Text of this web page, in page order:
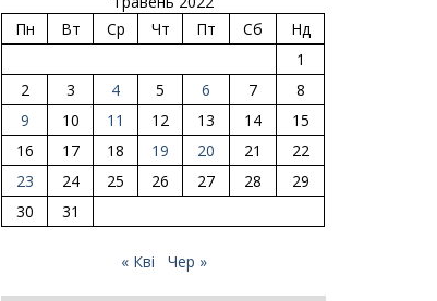
Пн
Вт Ср Чт Пт Сб
Нд
1
2
3 4 5 6 7
8
9
10 11 12 13 14
15
16
17 18 19 20 21
22
23
24 25 26 27 28
29
30
31
« Кві Чер »